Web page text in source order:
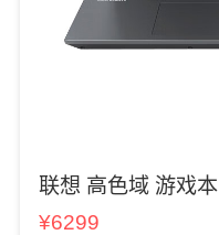
联想 高色域 游戏本
¥6299